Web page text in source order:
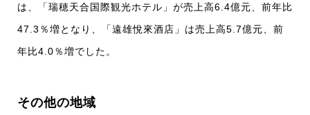
は、「瑞穂天合国際観光ホテル」が売上高6.4億元、前年比
47.3％増となり、「遠雄悅來酒店」は売上高5.7億元、前
年比4.0％増でした。
その他の地域